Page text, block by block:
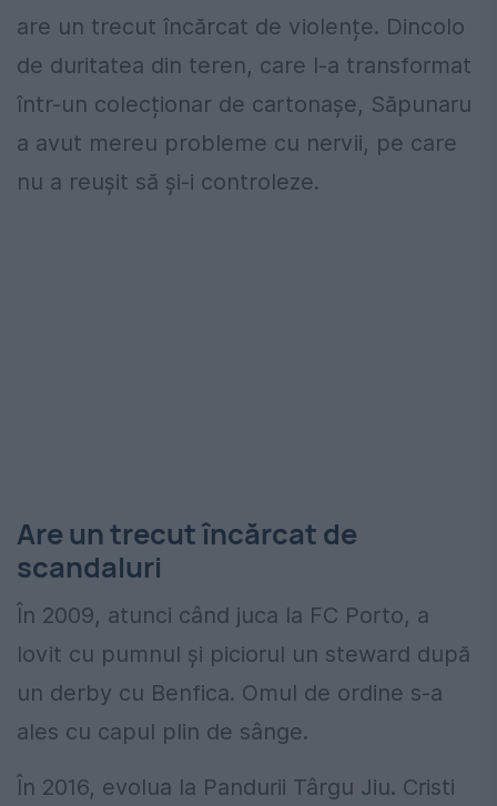
are un trecut încărcat de violențe. Dincolo
de duritatea din teren, care l-a transformat
într-un colecționar de cartonașe, Săpunaru
a avut mereu probleme cu nervii, pe care
nu a reușit să și-i controleze.
Are un trecut încărcat de
scandaluri
În 2009, atunci când juca la FC Porto, a
lovit cu pumnul și piciorul un steward după
un derby cu Benfica. Omul de ordine s-a
ales cu capul plin de sânge.
În 2016, evolua la Pandurii Târgu Jiu. Cristi